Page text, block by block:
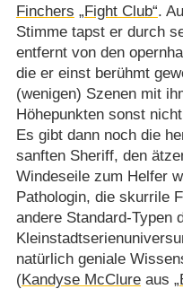
Finchers „Fight Club“.
Stimme tapst er durch
entfernt von den
die er einst berühmt
(wenigen) Szenen mit
Höhepunkten sonst
Es gibt dann noch die
sanften Sheriff, den
Windeseile zum Helfer
Pathologin, die skurrile
andere Standard-Typen
natürlich geniale
(Kandyse McClureaus